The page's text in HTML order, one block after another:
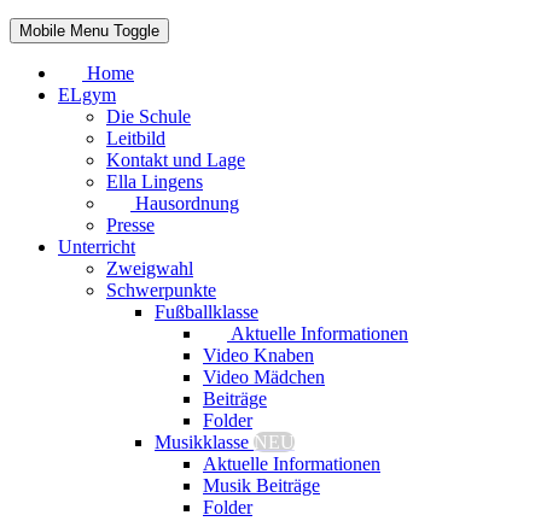
Mobile Menu Toggle
Home
ELgym
Die Schule
Leitbild
Kontakt und Lage
Ella Lingens
Hausordnung
Presse
Unterricht
Zweigwahl
Schwerpunkte
Fußballklasse
Aktuelle Informationen
Video Knaben
Video Mädchen
Beiträge
Folder
Musikklasse NEU
Aktuelle Informationen
Musik Beiträge
Folder